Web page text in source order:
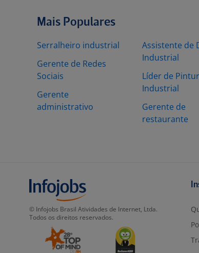
Mais Populares
Serralheiro industrial
Gerente de Redes
Sociais
Gerente
administrativo
Assistente de
Industrial
Líder de
Industrial
Gerente de
restaurante
© Infojobs Brasil Atividades de Internet, Ltda.
Todos os direitos reservados.